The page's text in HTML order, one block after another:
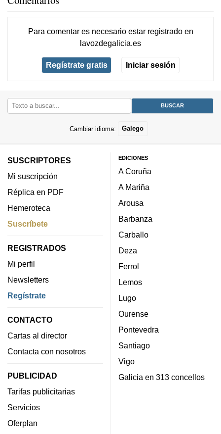
Para comentar es necesario estar registradoen
lavozdegalicia.es
Regístrate gratis Iniciar sesión
Cambiar idioma: Galego
SUSCRIPTORES
Mi suscripción
Réplica en PDF
Hemeroteca
Suscríbete
REGISTRADOS
Mi perfil
Newsletters
Regístrate
CONTACTO
Cartas al director
Contacta con nosotros
PUBLICIDAD
Tarifas publicitarias
Servicios
Oferplan
EDICIONES
A Coruña
A Mariña
Arousa
Barbanza
Carballo
Deza
Ferrol
Lemos
Lugo
Ourense
Pontevedra
Santiago
Vigo
Galicia en 313 concellos